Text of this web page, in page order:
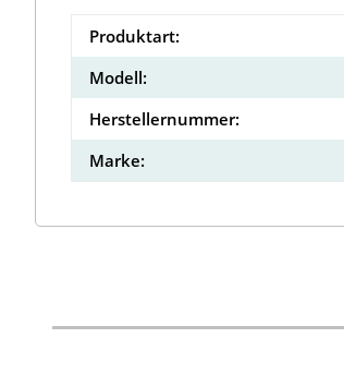
Produktart:
Modell:
Herstellernummer:
Marke: